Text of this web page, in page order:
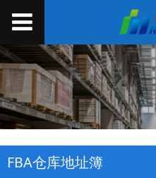
FBA仓库地址簿